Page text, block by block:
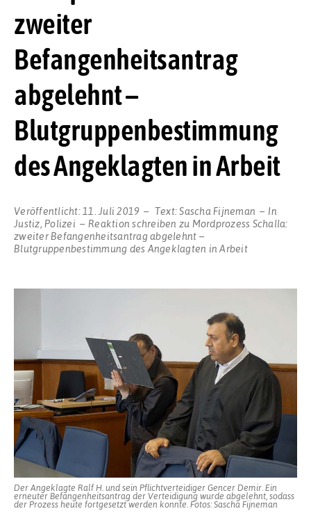
zweiter
Befangenheitsantrag
abgelehnt –
Blutgruppenbestimmung
des Angeklagten in Arbeit
Veröffentlicht: 11. Juli 2019 Text:Sascha Fijneman
In
Justiz, Polizei Reaktion schreiben zu Mordprozess Schalla:
zweiter Befangenheitsantrag abgelehnt –
Blutgruppenbestimmung des Angeklagten in Arbeit
Der Angeklagte Ralf H. und sein Pflichtverteidiger Gencer Demir. Ein
erneuter Befangenheitsantrag der Verteidigung wurde abgelehnt, sodass
der Prozess heute fortgesetzt werden konnte. Fotos: Sascha Fijneman